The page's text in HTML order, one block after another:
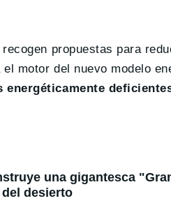
propuestas para
motor del nuevo modelo
energéticamente
una gigantesca
desierto